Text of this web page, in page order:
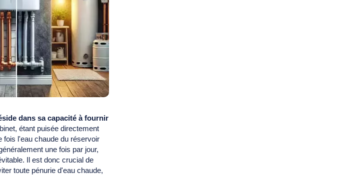
dans sa capacité à fournir
étant puisée directement
fois l'eau chaude du réservoir
une fois par jour,
Il est donc crucial de
toute pénurie d'eau chaude,